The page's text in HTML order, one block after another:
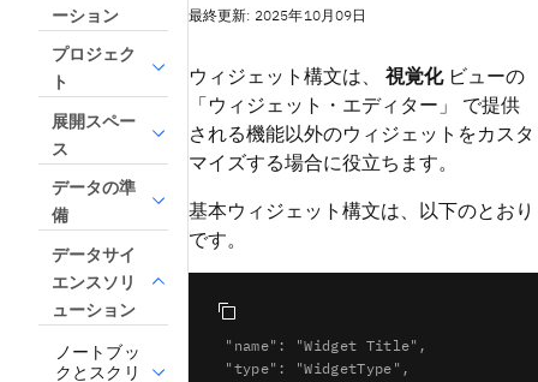
ーション
プロジェク
ト
展開スペー
ス
データの準
備
データサイ
エンスソリ
ューション
ノートブッ
クとスクリ
最終更新: 2025年10月09日
ウィジェット構文は、 視覚化 ビューの
「ウィジェット・エディター」
で提供
される機能以外のウィジェットをカスタ
マイズする場合に役立ちます。
基本ウィジェット構文は、以下のとおり
です。
  "name": "Widget Title",
  "type": "WidgetType",